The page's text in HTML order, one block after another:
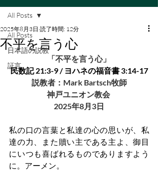
All Posts
日本語の説教
証言
All Posts
不平を言う心
2025年8月3日 読了時間: 12分
「不平を言う心」
民数記 21:3-9 / ヨハネの福音書 3:14-17
説教者：Mark Bartsch牧師
神戸ユニオン教会
2025年8月3日
私の口の言葉と私達の心の思いが、私
達の力、また贖い主である主よ、御目
にいつも喜ばれるものでありますよう
に。アーメン。